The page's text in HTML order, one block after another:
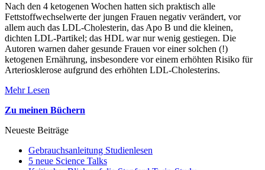
Nach den 4 ketogenen Wochen hatten sich praktisch alle
Fettstoffwechselwerte der jungen Frauen negativ verändert, vor
allem auch das LDL-Cholesterin, das Apo B und die kleinen,
dichten LDL-Partikel; das HDL war nur wenig gestiegen. Die
Autoren warnen daher gesunde Frauen vor einer solchen (!)
ketogenen Ernährung, insbesondere vor einem erhöhten Risiko für
Arteriosklerose aufgrund des erhöhten LDL-Cholesterins.
Mehr Lesen
Zu meinen Büchern
Neueste Beiträge
Gebrauchsanleitung Studienlesen
5 neue Science Talks